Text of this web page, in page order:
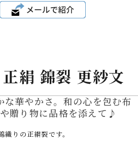
絹 錦裂 更紗文
な華やかさ。和の心を包む布
贈り物に品格を添えて♪
りの正絹裂です。